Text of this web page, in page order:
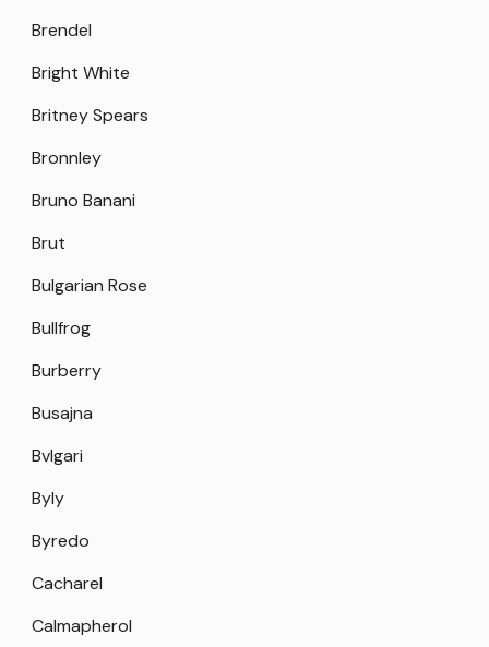
Brendel
Bright White
Britney Spears
Bronnley
Bruno Banani
Brut
Bulgarian Rose
Bullfrog
Burberry
Busajna
Bvlgari
Byly
Byredo
Cacharel
Calmapherol